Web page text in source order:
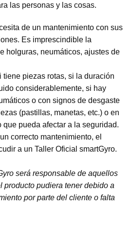
las personas y las cosas.
de un mantenimiento con sus
Es imprescindible la
holguras, neumáticos, ajustes de
tiene piezas rotas, si la duración
considerablemente, si hay
o con signos de desgaste
(pastillas, manetas, etc.) o en
pueda afectar a la seguridad.
correcto mantenimiento, el
a un Taller Oficial smartGyro.
será responsable de aquellos
producto pudiera tener debido a
por parte del cliente o falta